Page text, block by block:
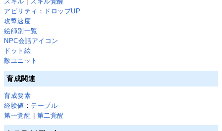
アビリティ ： ドロップUP
攻撃速度
絵師別一覧
NPC会話アイコン
ドット絵
敵ユニット
育成関連
育成要素
経験値 ： テーブル
第一覚醒 | 第二覚醒